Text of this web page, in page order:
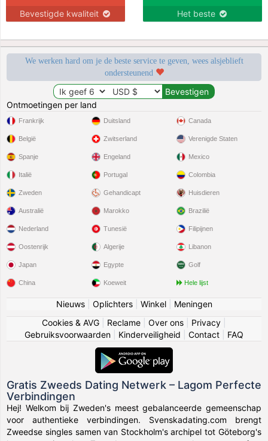
Bevestigde kwaliteit Het beste
We werken hard om je de beste service te geven, wees alsjeblieft
ondersteunend
Ontmoetingen per land
Frankrijk
België
Spanje
Italië
Zweden
Duitsland
Zwitserland
Engeland
Portugal
Gehandicapt
Canada
Verenigde Staten
Mexico
Colombia
Huisdieren
Australië
Nederland
Oostenrijk
Japan
China
Marokko
Tunesië
Algerije
Egypte
Koeweit
Brazilië
Filipijnen
Libanon
Golf
Hele lijst
Nieuws| Oplichters| Winkel| Meningen
Cookies & AVG
Reclame Over ons Privacy
Gebruiksvoorwaarden
Kinderveiligheid Contact FAQ
Gratis Zweeds Dating Netwerk – Lagom Perfecte
Verbindingen
Hej! Welkom bij Zweden's meest gebalanceerde gemeenschap
voor authentieke verbindingen. Svenskadating.com brengt
Zweedse singles samen van Stockholm's archipel tot Göteborg's